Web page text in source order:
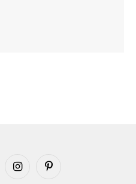
InstagramPinterest